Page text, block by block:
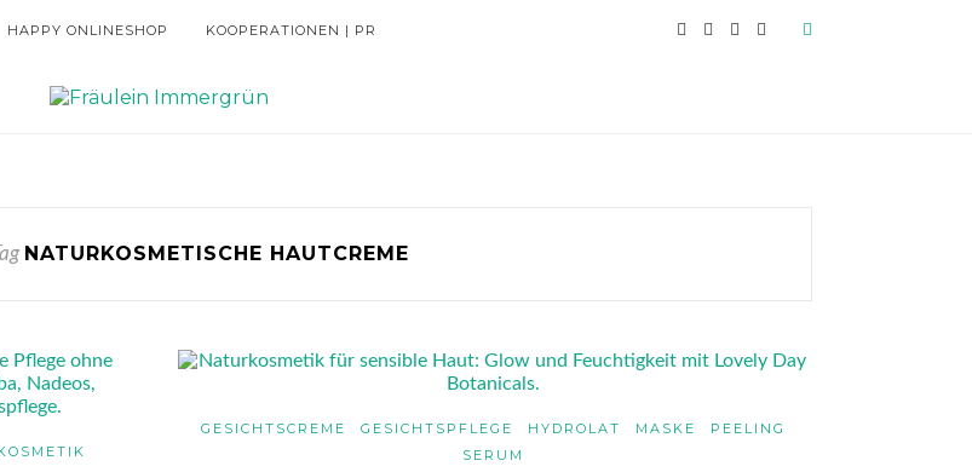
HAPPY ONLINESHOP KOOPERATIONEN | PR
NATURKOSMETISCHE HAUTCREME
GESICHTSCREME GESICHTSPFLEGE HYDROLAT MASKE
PEELING
SERUM